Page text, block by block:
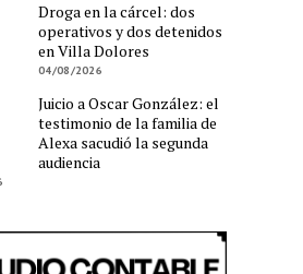
Droga en la cárcel: dos
operativos y dos detenidos
en Villa Dolores
04/08/2026
Juicio a Oscar González: el
testimonio de la familia de
Alexa sacudió la segunda
audiencia